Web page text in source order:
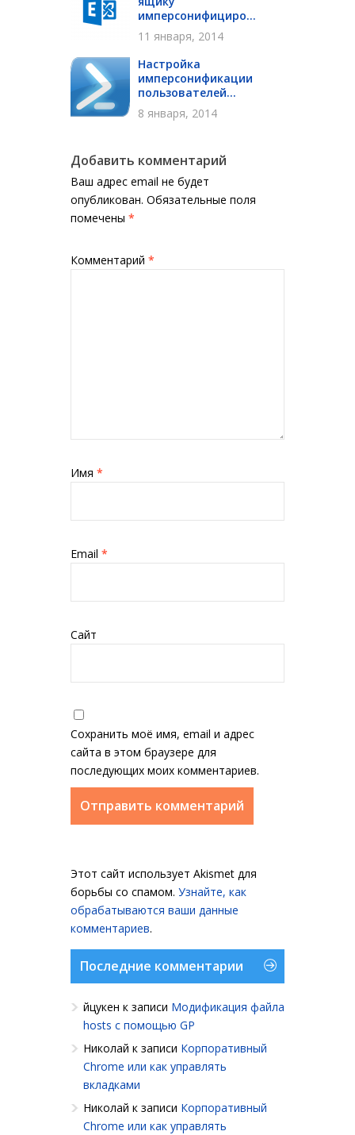
имперсонифициро...
11 января, 2014
Настройка
имперсонификации
пользователей...
8 января, 2014
Добавить комментарий
Ваш адрес email не будет
опубликован. Обязательные поля
помечены *
Комментарий *
Имя *
Email *
Сайт
Сохранить моё имя, email и адрес
сайта в этом браузере для
последующих моих комментариев.
Этот сайт использует Akismet для
борьбы со спамом. Узнайте, как
обрабатываются ваши данные
комментариев.
Последние комментарии
йцукен к записи Модификация файла
hosts с помощью GP
Николай к записи Корпоративный
Chrome или как управлять
вкладками
Николай к записи Корпоративный
Chrome или как управлять